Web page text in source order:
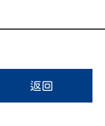
返回